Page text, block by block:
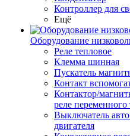
Контроллер для
Ещё
Оборудование
Реле тепловое
Клемма шинная
Пускатель
Контакт
Контактор/
реле
Выключатель
двигателя